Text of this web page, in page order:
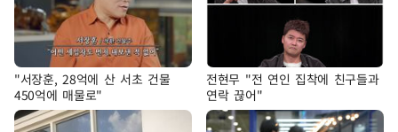
"서장훈, 28억에 산 서초 건물
450억에 매물로"
전현무 "전 연인 집착에 친구들과
연락 끊어"